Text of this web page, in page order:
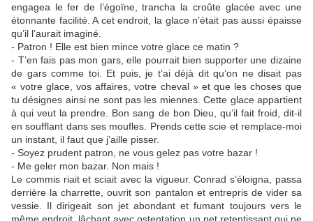
engagea le fer de l’égoïne, trancha la croûte glacée avec une
étonnante facilité. A cet endroit, la glace n’était pas aussi épaisse
qu’il l’aurait imaginé.
- Patron ! Elle est bien mince votre glace ce matin ?
- T’en fais pas mon gars, elle pourrait bien supporter une dizaine
de gars comme toi. Et puis, je t’ai déjà dit qu’on ne disait pas
« votre glace, vos affaires, votre cheval » et que les choses que
tu désignes ainsi ne sont pas les miennes. Cette glace appartient
à qui veut la prendre. Bon sang de bon Dieu, qu’il fait froid, dit-il
en soufflant dans ses moufles. Prends cette scie et remplace-moi
un instant, il faut que j’aille pisser.
- Soyez prudent patron, ne vous gelez pas votre bazar !
- Me geler mon bazar. Non mais !
Le commis riait et sciait avec la vigueur. Conrad s’éloigna, passa
derrière la charrette, ouvrit son pantalon et entrepris de vider sa
vessie. Il dirigeait son jet abondant et fumant toujours vers le